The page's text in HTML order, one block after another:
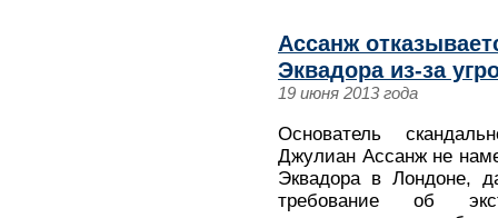
Ассанж
Эквадора из-за
19 июня 2013 года
Основатель
Джулиан Ассанж не
Эквадора в Лондоне,
требование об